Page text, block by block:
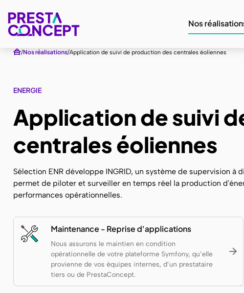
Nos
Nos réalisations Application de suivi de production des centrales éoliennes
ENERGIE
Application de suivi
centrales éoliennes
Sélection ENR développe INGRID, un système de supervision
permet de piloter et surveiller en temps réel la production
performances opérationnelles.
Maintenance - Reprise d'applications
Nous assurons le maintien en condition
opérationnelle de votre plateforme Symfony, qu’elle
provienne de vos équipes internes, d’un prestataire
tiers ou de PrestaConcept.